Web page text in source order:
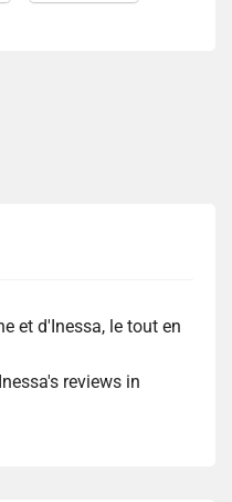
et d'Inessa, le tout en
reviews in